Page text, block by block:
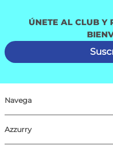
ÚNETE AL CLUB Y
Navega
Azzurry